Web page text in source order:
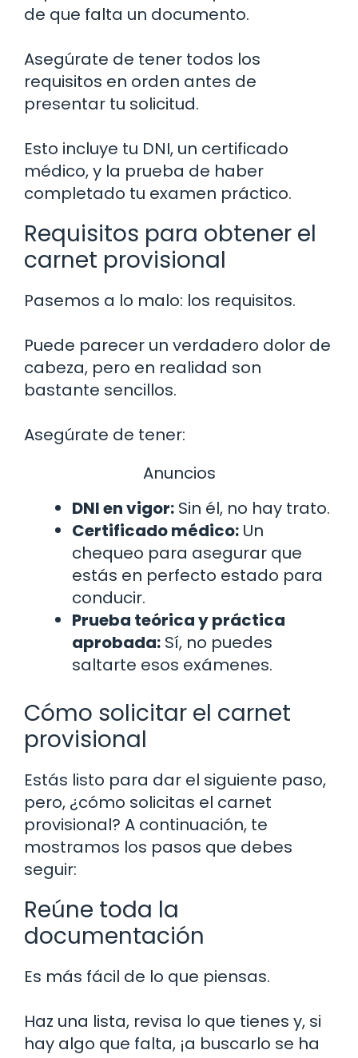
de que falta un documento.
Asegúrate de tener todos los
requisitos en orden antes de
presentar tu solicitud.
Esto incluye tu DNI, un certificado
médico, y la prueba de haber
completado tu examen práctico.
Requisitos para obtener el
carnet provisional
Pasemos a lo malo: los requisitos.
Puede parecer un verdadero dolor de
cabeza, pero en realidad son
bastante sencillos.
Asegúrate de tener:
Anuncios
DNI en vigor: Sin él, no hay trato.
Certificado médico: Un
chequeo para asegurar que
estás en perfecto estado para
conducir.
Prueba teórica y práctica
aprobada: Sí, no puedes
saltarte esos exámenes.
Cómo solicitar el carnet
provisional
Estás listo para dar el siguiente paso,
pero, ¿cómo solicitas el carnet
provisional? A continuación, te
mostramos los pasos que debes
seguir:
Reúne toda la
documentación
Es más fácil de lo que piensas.
Haz una lista, revisa lo que tienes y, si
hay algo que falta, ¡a buscarlo se ha